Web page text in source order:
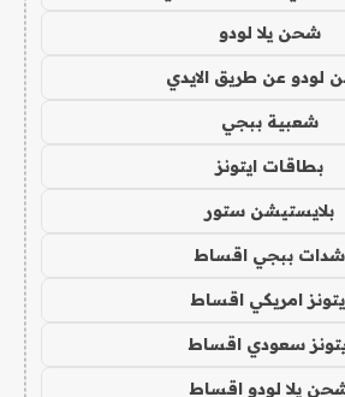
شحن يلا لودو
لودو عن طريق الايدي
شعبية ببجي
بطاقات ايتونز
بلايستيشن ستور
شدات ببجي اقساط
امريكي اقساط
سعودي اقساط
يلا لودو اقساط